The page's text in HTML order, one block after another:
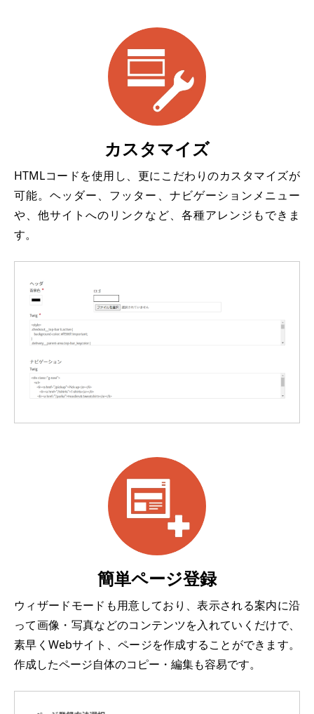
カスタマイズ
HTMLコードを使用し、更にこだわりのカスタマイズが
可能。ヘッダー、フッター、ナビゲーションメニュー
や、他サイトへのリンクなど、各種アレンジもできま
す。
簡単ページ登録
ウィザードモードも用意しており、表示される案内に沿
って画像・写真などのコンテンツを入れていくだけで、
素早くWebサイト、ページを作成することができます。
作成したページ自体のコピー・編集も容易です。